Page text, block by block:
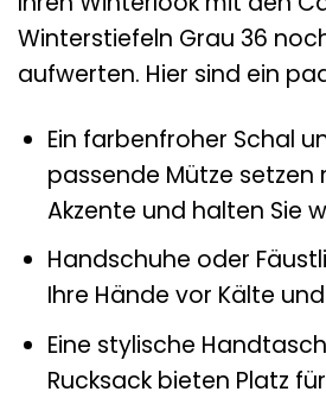
Winterstiefeln Grau 36
aufwerten. Hier sind ein
Ein farbenfroher Schal
passende Mütze setzen
Akzente und halten Sie
Handschuhe oder
Ihre Hände vor Kälte
Eine stylische
Rucksack bieten Platz